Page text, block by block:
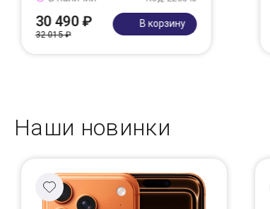
30 490 ₽
32 015 ₽
В корзину
Наши новинки